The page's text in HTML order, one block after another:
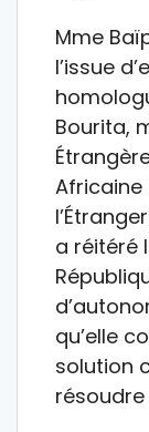
Mme
l’issue
Bourita,
Africaine
a réitéré
qu’elle
solution